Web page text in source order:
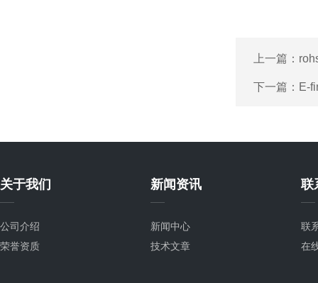
上一篇：
下一篇： E-
关于我们
公司介绍
荣誉资质
新闻资讯
新闻中心
技术文章
联
联
在